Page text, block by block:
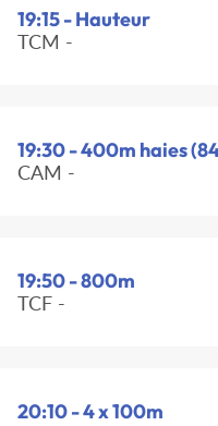
19:15 - Hauteur
TCM -
19:30 - 400m haies
CAM -
19:50 - 800m
TCF -
20:10 - 4 x 100m